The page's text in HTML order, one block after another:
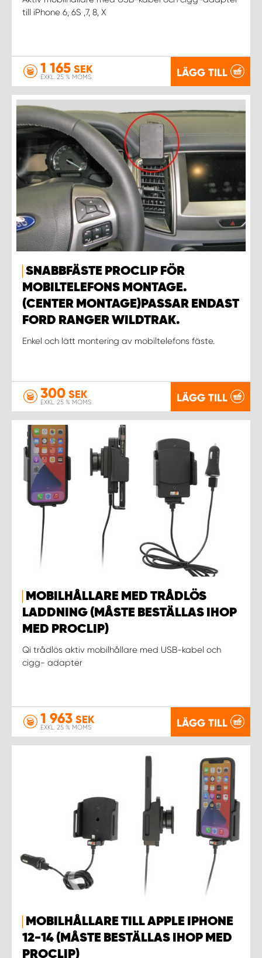
till iPhone 6, 6S ,7, 8, X
1 165 SEK
EXKL. 25 % MOMS LÄGG TILL
SNABBFÄSTE PROCLIP FÖR
MOBILTELEFONS MONTAGE.
(CENTER MONTAGE)PASSAR ENDAST
FORD RANGER WILDTRAK.
Enkel och lätt montering av mobiltelefons fäste.
300 SEK
EXKL. 25 % MOMS LÄGG TILL
MOBILHÅLLARE MED TRÅDLÖS
LADDNING (MÅSTE BESTÄLLAS IHOP
MED PROCLIP)
Qi trådlös aktiv mobilhållare med USB-kabel och
cigg- adapter
1 963 SEK
EXKL. 25 % MOMS LÄGG TILL
MOBILHÅLLARE TILL APPLE IPHONE
12-14 (MÅSTE BESTÄLLAS IHOP MED
PROCLIP)